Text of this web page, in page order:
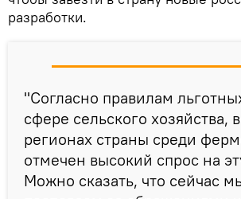
разработки.
"Согласно правилам
сфере сельского хозяйства,
регионах страны среди
отмечен высокий спрос на
Можно сказать, что сейчас